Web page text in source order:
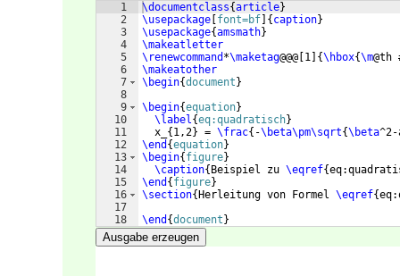
1
2
3
4
5
6
7
8
9
10
11
12
13
14
15
16
17
18
\documentclass{article}
\usepackage font=bf { caption}
\usepackage{amsmath}
\makeatletter
\renewcommand *\maketag@@@ 1 {\hbox{\m@th
\makeatother
\begin{document }
\begin{equation}
\label{eq:quadratisch}
  x_
{ 1,2} = \frac{ -\beta\pm\sqrt{\beta^2-
\end {equation}
\begin{ figure}
\caption{ Beispiel zu \eqref{
\end { figure}
\section{ Herleitung von Formel \eqref{
\end {document }
Ausgabe erzeugen